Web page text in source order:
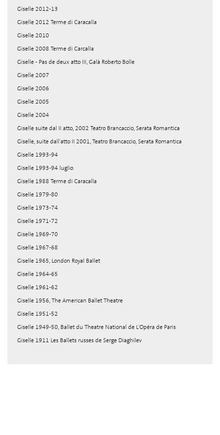
Giselle 2012-13
Giselle 2012 Terme di Caracalla
Giselle 2010
Giselle 2008 Terme di Carcalla
Giselle - Pas de deux atto III, Galà Roberto Bolle
Giselle 2007
Giselle 2006
Giselle 2005
Giselle 2004
Giselle suite dal II atto, 2002 Teatro Brancaccio, Serata Romantica
Giselle, suite dall'atto II 2001, Teatro Brancaccio, Serata Romantica
Giselle 1993-94
Giselle 1993-94 luglio
Giselle 1988 Terme di Caracalla
Giselle 1979-80
Giselle 1973-74
Giselle 1971-72
Giselle 1969-70
Giselle 1967-68
Giselle 1965, London Royal Ballet
Giselle 1964-65
Giselle 1961-62
Giselle 1956, The American Ballet Theatre
Giselle 1951-52
Giselle 1949-50, Ballet du Theatre National de L'Opéra de Paris
Giselle 1911 Les Ballets russes de Serge Diaghilev